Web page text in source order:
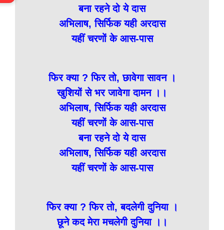
बना रहने दो ये दास
अभिलाष, सिर्फिक यही अरदास
यहीं चरणों के आस-पास
फिर क्या ? फिर तो, छावेगा सावन ।
खुशियों से भर जावेगा दामन ।।
अभिलाष, सिर्फिक यही अरदास
यहीं चरणों के आस-पास
बना रहने दो ये दास
अभिलाष, सिर्फिक यही अरदास
यहीं चरणों के आस-पास
फिर क्या ? फिर तो, बदलेगी दुनिया ।
छूने कद मेरा मचलेगी दुनिया ।।